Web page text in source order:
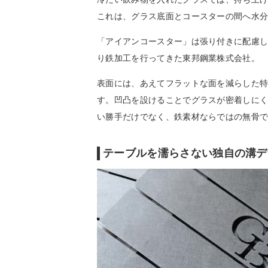
これは、グラス底面とコースターの間へ水
「アイアンコースター」は張り付きに配
り鉄加工を行ってきた東邦鋼業株式会社。
表面には、あえてフラットな面を減らした
す。凹凸を設けることでグラスが密着しに
い勝手だけでなく、鉄素材ならではの無骨
テーブルを濡らさない独自の溝